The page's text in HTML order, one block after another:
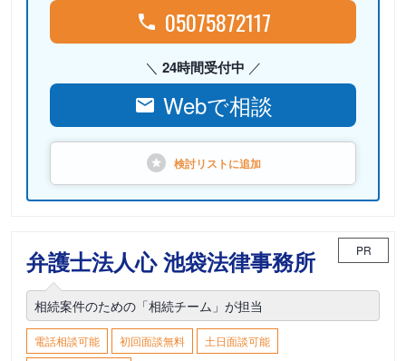
05075872117
24時間受付中
Webで相談
検討リストに追加
弁護士法人心 池袋法律事務所 PR
相続案件のための「相続チーム」が担当
電話相談可能 初回面談無料
土日面談可能